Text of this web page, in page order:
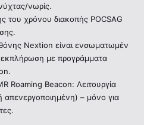
νωρίς.
του χρόνου διακοπής POCSAG
Nextion είναι ενσωματωμέν
εκπλήρωση με προγράμματα
Roaming Beacon: Λειτουργία
απενεργοποιημένη) – μόνο για